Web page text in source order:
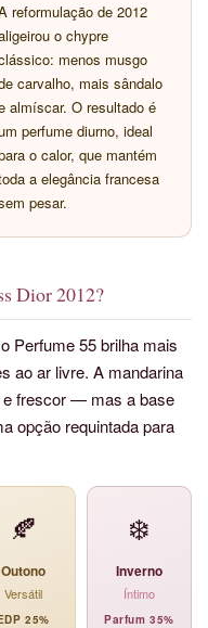
reformulação de 2012
o chypre
menos musgo
carvalho, mais sândalo
almíscar. O resultado é
perfume diurno, ideal
o calor, que mantém
a elegância francesa
pesar.
Dior 2012?
Perfume 55 brilha mais
ao ar livre. A mandarina
e frescor — mas a base
opção requintada para
🍂
Outono
Versátil
25%
❄️
Inverno
Íntimo
Parfum 35%